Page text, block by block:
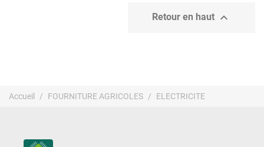
Retour en haut 
Accueil FOURNITURE AGRICOLES ELECTRICITE